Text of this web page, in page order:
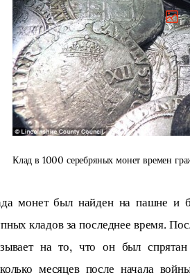
Клад в 1000 серебряных монет времен
монет был найден на пашне и
кладов за последнее время.
на то, что он был
месяцев после начала